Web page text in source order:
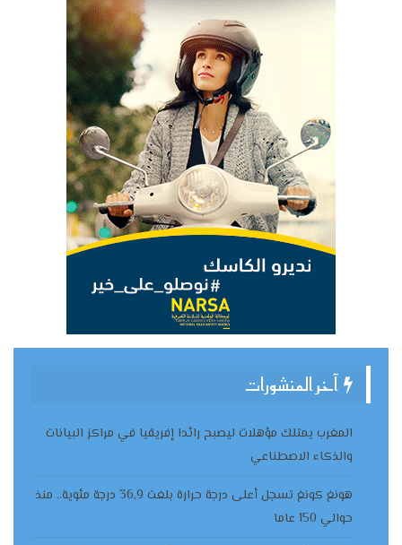
آخر المنشورات
المغرب يمتلك مؤهلات ليصبح رائدا إفريقيا في مراكز البيانات
والذكاء الاصطناعي
هونغ كونغ تسجل أعلى درجة حرارة بلغت 36,9 درجة مئوية.. منذ
حوالي 150 عاما